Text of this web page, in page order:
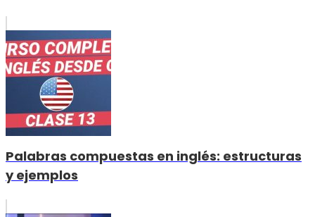
Palabras compuestas en inglés: estructuras
y ejemplos